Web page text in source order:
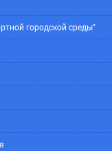
городской среды"